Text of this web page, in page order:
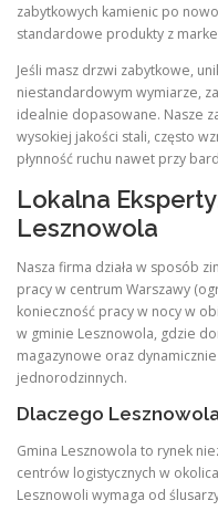
zabytkowych kamienic po
standardowe produkty z
Jeśli masz drzwi zabytkowe,
niestandardowym wymiarze,
idealnie dopasowane. Nasze
wysokiej jakości stali, często
płynność ruchu nawet przy
Lokalna
Lesznowola
Nasza firma działa w sposób
pracy w centrum Warszawy
konieczność pracy w nocy w
w gminie Lesznowola, gdzie
magazynowe oraz
jednorodzinnych.
Dlaczego
Gmina Lesznowola to rynek
centrów logistycznych w
Lesznowoli wymaga od